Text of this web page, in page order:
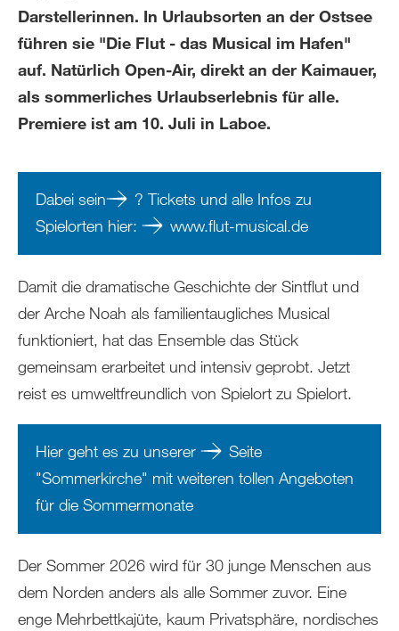
Darstellerinnen. In Urlaubsorten an der Ostsee
führen sie "Die Flut - das Musical im Hafen"
auf. Natürlich Open-Air, direkt an der Kaimauer,
als sommerliches Urlaubserlebnis für alle.
Premiere ist am 10. Juli in Laboe.
Dabei sein
? Tickets und alle Infos zu
Spielorten hier:
www.flut-musical.de
Damit die dramatische Geschichte der Sintflut und
der Arche Noah als familientaugliches Musical
funktioniert, hat das Ensemble das Stück
gemeinsam erarbeitet und intensiv geprobt. Jetzt
reist es umweltfreundlich von Spielort zu Spielort.
Hier geht es zu unserer
Seite
"Sommerkirche" mit weiteren tollen Angeboten
für die Sommermonate
Der Sommer 2026 wird für 30 junge Menschen aus
dem Norden anders als alle Sommer zuvor. Eine
enge Mehrbettkajüte, kaum Privatsphäre, nordisches